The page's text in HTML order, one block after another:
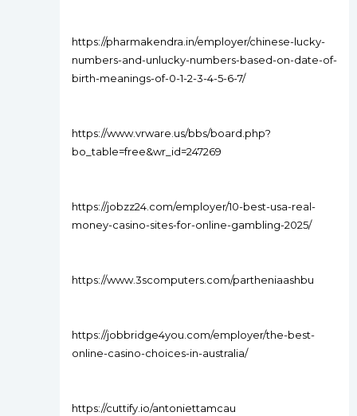
https://pharmakendra.in/employer/chinese-lucky-
numbers-and-unlucky-numbers-based-on-date-of-
birth-meanings-of-0-1-2-3-4-5-6-7/
https://www.vrware.us/bbs/board.php?
bo_table=free&wr_id=247269
https://jobzz24.com/employer/10-best-usa-real-
money-casino-sites-for-online-gambling-2025/
https://www.3scomputers.com/partheniaashbu
https://jobbridge4you.com/employer/the-best-
online-casino-choices-in-australia/
https://cuttify.io/antoniettamcau